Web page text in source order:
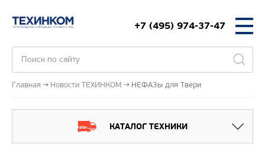
+7 (495) 974-37-47
Главная Новости ТЕХИНКОМ НЕФАЗы для Твери
КАТАЛОГ ТЕХНИКИ